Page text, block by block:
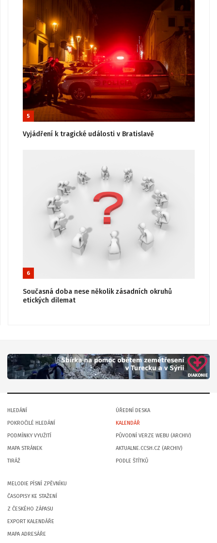
5
Vyjádření k tragické události v Bratislavě
6
Současná doba nese několik zásadních okruhů
etických dilemat
HLEDÁNÍ
POKROČILÉ HLEDÁNÍ
PODMÍNKY VYUŽITÍ
MAPA STRÁNEK
TIRÁŽ
ÚŘEDNÍ DESKA
KALENDÁŘ
PŮVODNÍ VERZE WEBU (ARCHIV)
AKTUALNE.CCSH.CZ (ARCHIV)
PODLE ŠTÍTKŮ
MELODIE PÍSNÍ ZPĚVNÍKU
ČASOPISY KE STAŽENÍ
Z ČESKÉHO ZÁPASU
EXPORT KALENDÁŘE
MAPA ADRESÁŘE